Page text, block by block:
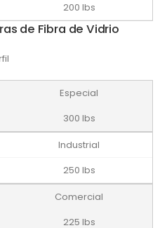
200 lbs
de Fibra de Vidrio
Especial
300 lbs
Industrial
250 lbs
Comercial
225 lbs